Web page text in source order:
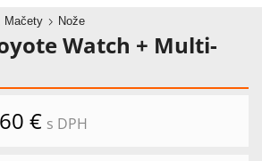
Mačety Nože
Watch + Multi-
€Aktuálna
cena
s DPH